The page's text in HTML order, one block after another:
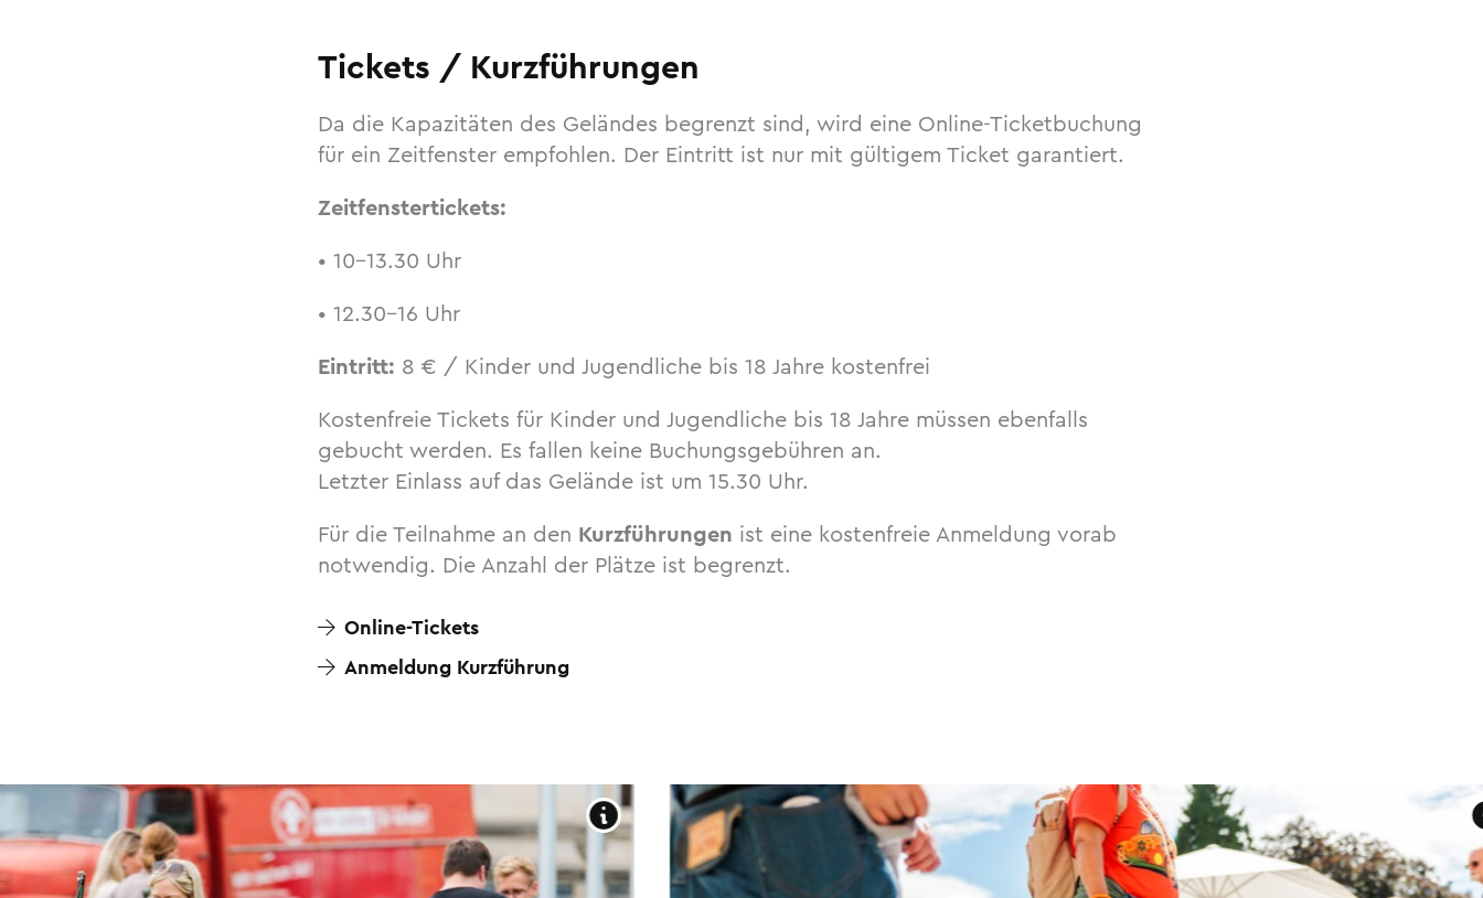
Tickets / Kurzführungen
Da die Kapazitäten des Geländes begrenzt sind, wird eine Online-Ticketbuchung
für ein Zeitfenster empfohlen. Der Eintritt ist nur mit gültigem Ticket garantiert.
Zeitfenstertickets:
• 10–13.30 Uhr
• 12.30–16 Uhr
Eintritt: 8 € / Kinder und Jugendliche bis 18 Jahre kostenfrei
Kostenfreie Tickets für Kinder und Jugendliche bis 18 Jahre müssen ebenfalls
gebucht werden. Es fallen keine Buchungsgebühren an.
Letzter Einlass auf das Gelände ist um 15.30 Uhr.
Für die Teilnahme an den Kurzführungen ist eine kostenfreie Anmeldung vorab
notwendig. Die Anzahl der Plätze ist begrenzt.
Online-Tickets
Anmeldung Kurzführung